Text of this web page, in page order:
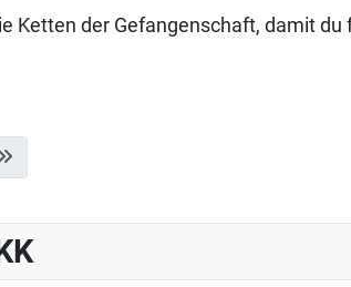
Ketten der Gefangenschaft, damit